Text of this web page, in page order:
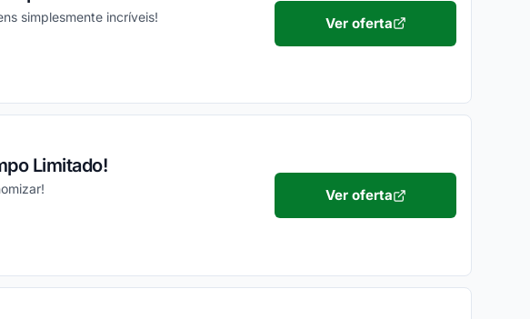
simplesmente incríveis! Ver oferta
Limitado!
Ver oferta